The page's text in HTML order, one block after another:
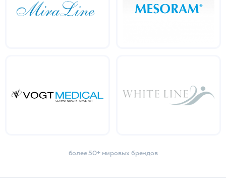
более 50+ мировых брендов